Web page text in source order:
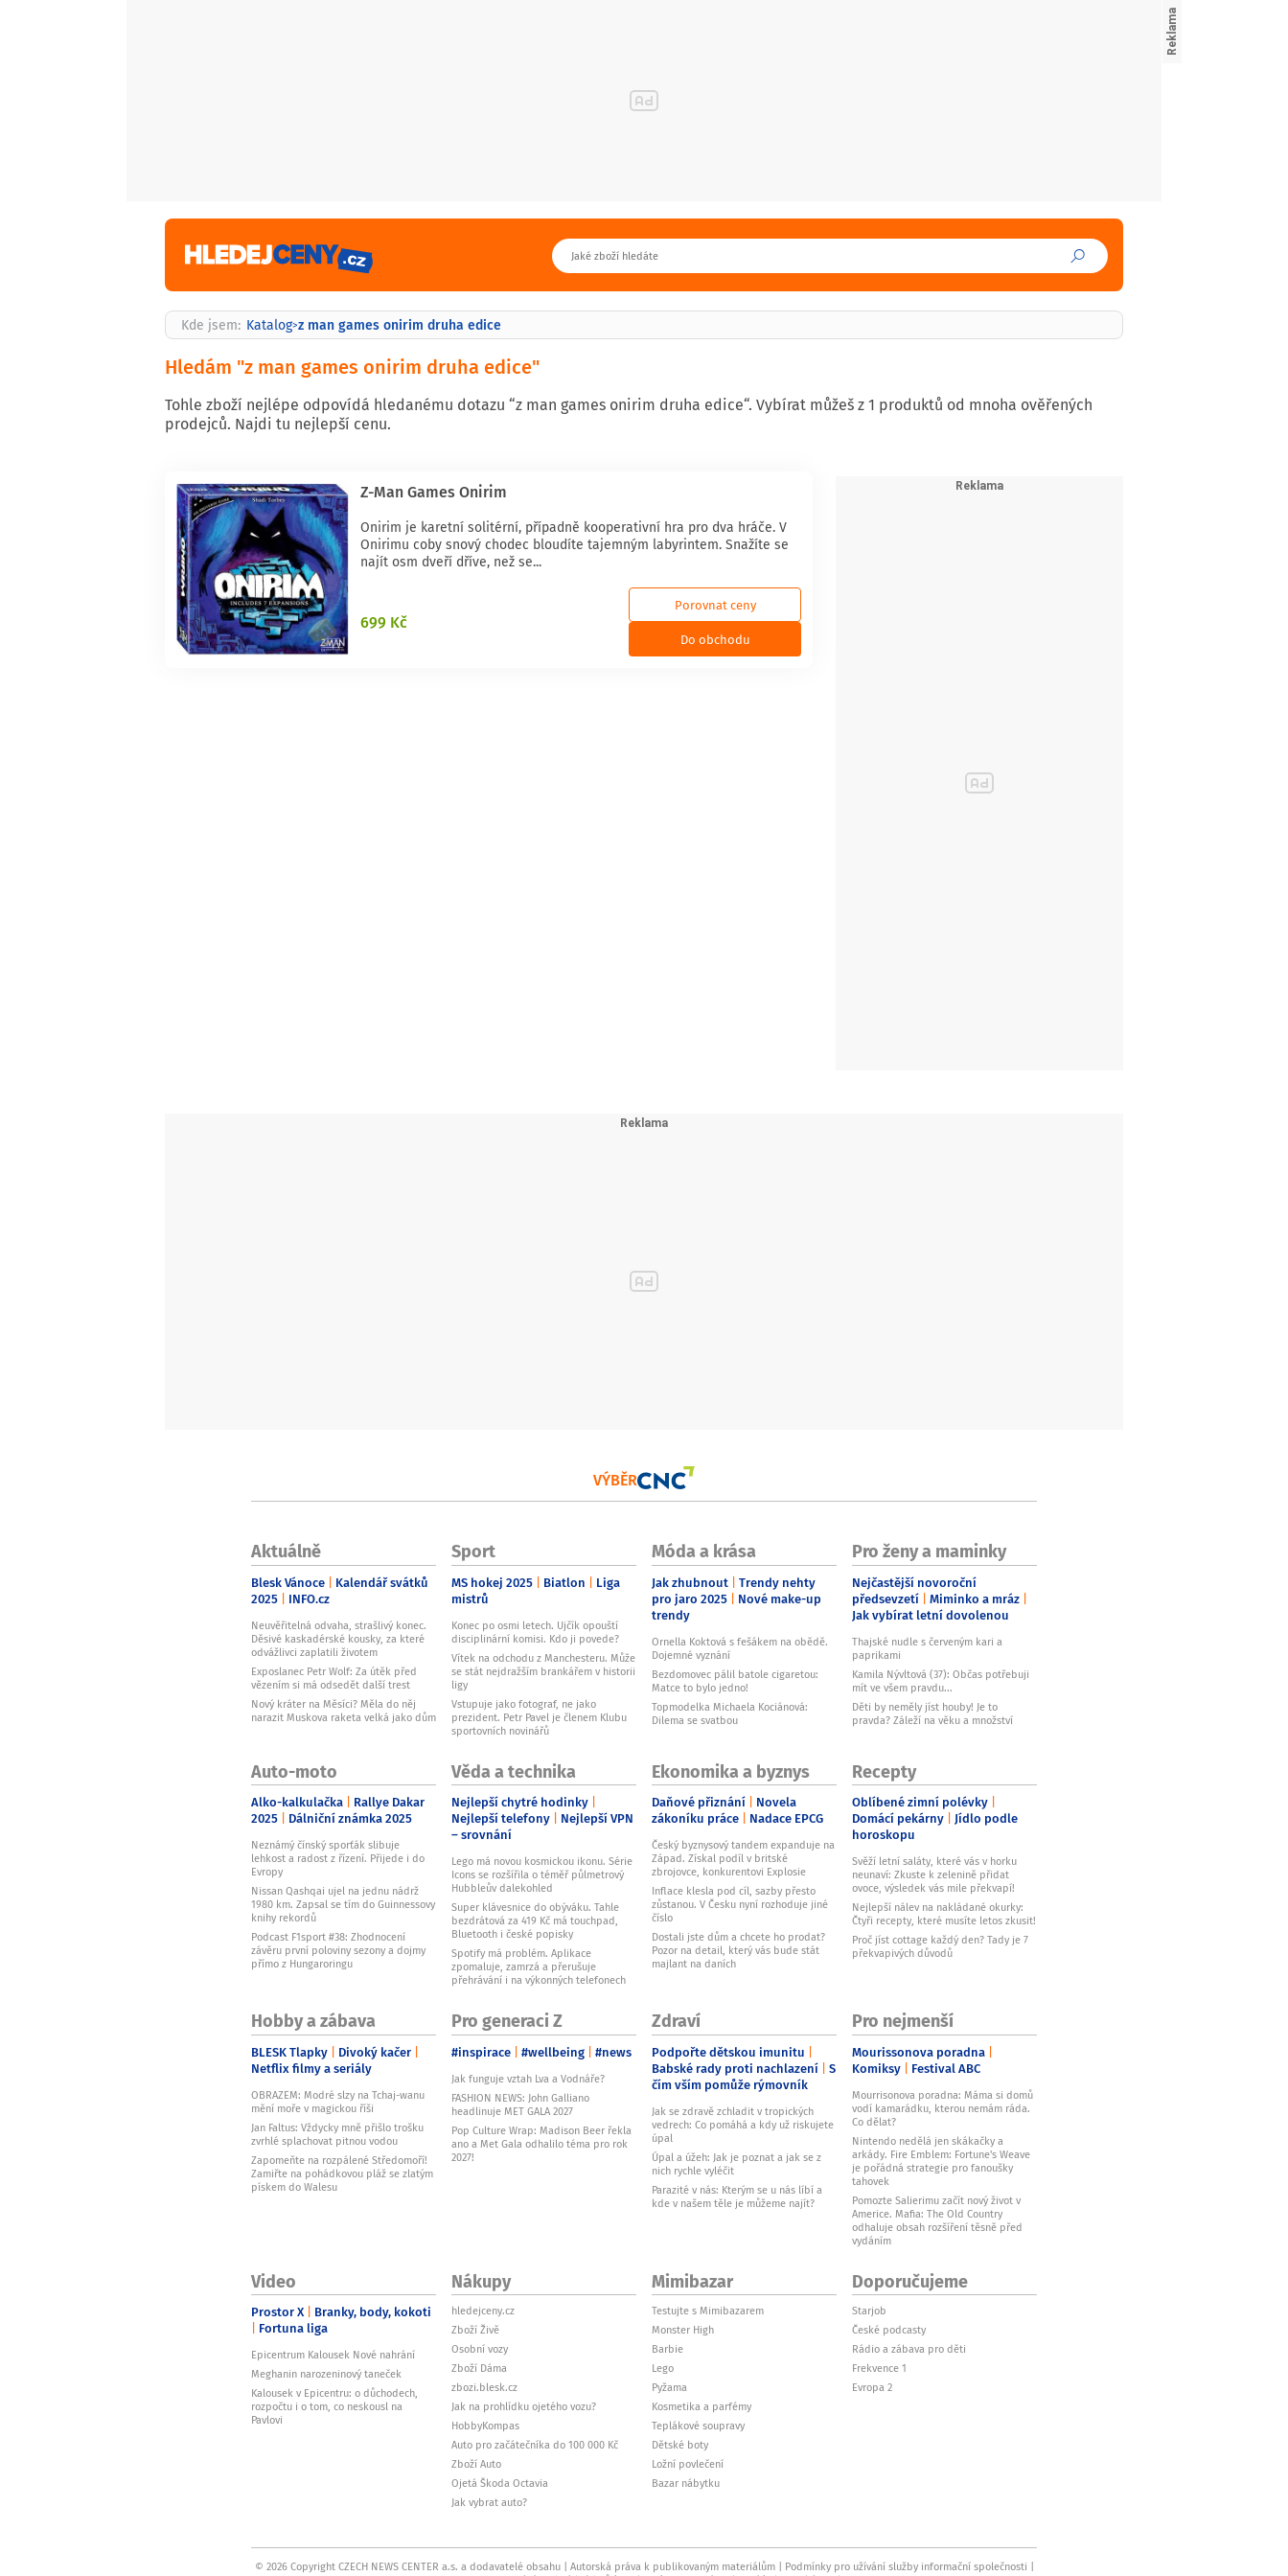
Kde jsem: Katalog>z man games onirim druha edice
Hledám "z man games onirim druha edice"
Tohle zboží nejlépe odpovídá hledanému dotazu “z man games onirim druha edice“. Vybírat můžeš z 1 produktů od mnoha ověřených
prodejců. Najdi tu nejlepší cenu.
Z-Man Games Onirim
Onirim je karetní solitérní, případně kooperativní hra pro dva hráče. V
Onirimu coby snový chodec bloudíte tajemným labyrintem. Snažíte se
najít osm dveří dříve, než se...
699 Kč
Porovnat ceny
Do obchodu
VÝBĚR
Aktuálně
Blesk Vánoce Kalendář svátků
2025 INFO.cz
Neuvěřitelná odvaha, strašlivý konec.
Děsivé kaskadérské kousky, za které
odvážlivci zaplatili životem
Exposlanec Petr Wolf: Za útěk před
vězením si má odsedět další trest
Nový kráter na Měsíci? Měla do něj
narazit Muskova raketa velká jako dům
Sport
MS hokej 2025 Biatlon
Liga
mistrů
Konec po osmi letech. Ujčík opouští
disciplinární komisi. Kdo ji povede?
Vítek na odchodu z Manchesteru. Může
se stát nejdražším brankářem v historii
ligy
Vstupuje jako fotograf, ne jako
prezident. Petr Pavel je členem Klubu
sportovních novinářů
Móda a krása
Jak zhubnout Trendy nehty
pro jaro 2025 Nové make-up
trendy
Ornella Koktová s fešákem na obědě.
Dojemné vyznání
Bezdomovec pálil batole cigaretou:
Matce to bylo jedno!
Topmodelka Michaela Kociánová:
Dilema se svatbou
Pro ženy a maminky
Nejčastější novoroční
předsevzetí Miminko a mráz
Jak vybírat letní dovolenou
Thajské nudle s červeným kari a
paprikami
Kamila Nývltová (37): Občas potřebuji
mít ve všem pravdu...
Děti by neměly jíst houby! Je to
pravda? Záleží na věku a množství
Auto-moto
Alko-kalkulačka Rallye Dakar
2025 Dálniční známka 2025
Neznámý čínský sporťák slibuje
lehkost a radost z řízení. Přijede i do
Evropy
Nissan Qashqai ujel na jednu nádrž
1980 km. Zapsal se tím do Guinnessovy
knihy rekordů
Podcast F1sport #38: Zhodnocení
závěru první poloviny sezony a dojmy
přímo z Hungaroringu
Věda a technika
Nejlepší chytré hodinky
Nejlepší telefony Nejlepší VPN
– srovnání
Lego má novou kosmickou ikonu. Série
Icons se rozšířila o téměř půlmetrový
Hubbleův dalekohled
Super klávesnice do obýváku. Tahle
bezdrátová za 419 Kč má touchpad,
Bluetooth i české popisky
Spotify má problém. Aplikace
zpomaluje, zamrzá a přerušuje
přehrávání i na výkonných telefonech
Ekonomika a byznys
Daňové přiznání Novela
zákoníku práce Nadace EPCG
Český byznysový tandem expanduje na
Západ. Získal podíl v britské
zbrojovce, konkurentovi Explosie
Inflace klesla pod cíl, sazby přesto
zůstanou. V Česku nyní rozhoduje jiné
číslo
Dostali jste dům a chcete ho prodat?
Pozor na detail, který vás bude stát
majlant na daních
Recepty
Oblíbené zimní polévky
Domácí pekárny Jídlo podle
horoskopu
Svěží letní saláty, které vás v horku
neunaví: Zkuste k zelenině přidat
ovoce, výsledek vás mile překvapí!
Nejlepší nálev na nakládané okurky:
Čtyři recepty, které musíte letos zkusit!
Proč jíst cottage každý den? Tady je 7
překvapivých důvodů
Hobby a zábava
BLESK Tlapky Divoký kačer
Netflix filmy a seriály
OBRAZEM: Modré slzy na Tchaj-wanu
mění moře v magickou říši
Jan Faltus: Vždycky mně přišlo trošku
zvrhlé splachovat pitnou vodou
Zapomeňte na rozpálené Středomoří!
Zamiřte na pohádkovou pláž se zlatým
pískem do Walesu
Pro generaci Z
#inspirace #wellbeing #news
Jak funguje vztah Lva a Vodnáře?
FASHION NEWS: John Galliano
headlinuje MET GALA 2027
Pop Culture Wrap: Madison Beer řekla
ano a Met Gala odhalilo téma pro rok
2027!
Zdraví
Podpořte dětskou imunitu
Babské rady proti nachlazení S
čím vším pomůže rýmovník
Jak se zdravě zchladit v tropických
vedrech: Co pomáhá a kdy už riskujete
úpal
Úpal a úžeh: Jak je poznat a jak se z
nich rychle vyléčit
Parazité v nás: Kterým se u nás líbí a
kde v našem těle je můžeme najít?
Pro nejmenší
Mourissonova poradna
Komiksy Festival ABC
Mourrisonova poradna: Máma si domů
vodí kamarádku, kterou nemám ráda.
Co dělat?
Nintendo nedělá jen skákačky a
arkády. Fire Emblem: Fortune's Weave
je pořádná strategie pro fanoušky
tahovek
Pomozte Salierimu začít nový život v
Americe. Mafia: The Old Country
odhaluje obsah rozšíření těsně před
vydáním
Video
Prostor X Branky, body, kokoti
Fortuna liga
Epicentrum Kalousek Nové nahrání
Meghanin narozeninový taneček
Kalousek v Epicentru: o důchodech,
rozpočtu i o tom, co neskousl na
Pavlovi
Nákupy
hledejceny.cz
Zboží Živě
Osobní vozy
Zboží Dáma
zbozi.blesk.cz
Jak na prohlídku ojetého vozu?
HobbyKompas
Auto pro začátečníka do 100 000 Kč
Zboží Auto
Ojetá Škoda Octavia
Jak vybrat auto?
Mimibazar
Testujte s Mimibazarem
Monster High
Barbie
Lego
Pyžama
Kosmetika a parfémy
Teplákové soupravy
Dětské boty
Ložní povlečení
Bazar nábytku
Doporučujeme
Starjob
České podcasty
Rádio a zábava pro děti
Frekvence 1
Evropa 2
© 2026 Copyright CZECH NEWS CENTER a.s. a dodavatelé obsahu Autorská práva k publikovaným materiálům
Podmínky pro užívání služby informační společnosti